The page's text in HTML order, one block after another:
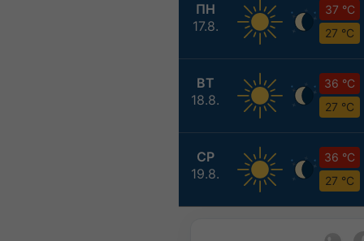
ПН
17.8.
37 °C
27 °C
ВТ
18.8.
36 °C
27 °C
СР
19.8.
36 °C
27 °C